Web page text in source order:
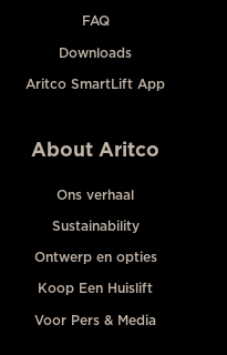
FAQ
Downloads
Aritco SmartLift App
About Aritco
Ons verhaal
Sustainability
Ontwerp en opties
Koop Een Huislift
Voor Pers & Media